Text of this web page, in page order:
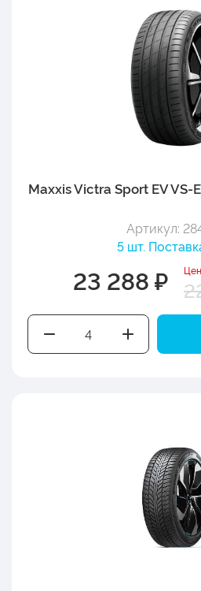
Maxxis Victra Sport EV VS-
Артикул:
5 шт.
23 288 ₽